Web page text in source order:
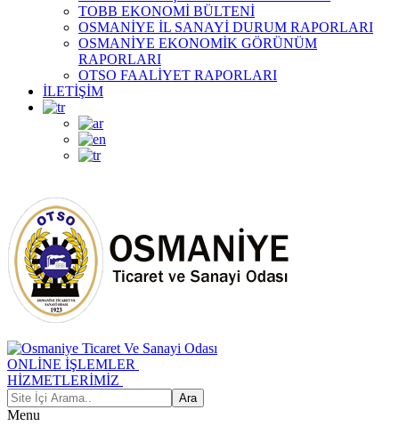
TOBB EKONOMİ BÜLTENİ
OSMANİYE İL SANAYİ DURUM RAPORLARI
OSMANİYE EKONOMİK GÖRÜNÜM
RAPORLARI
OTSO FAALİYET RAPORLARI
İLETİŞİM
ONLİNE İŞLEMLER
HİZMETLERİMİZ
Menu